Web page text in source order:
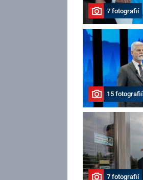
7 fotografií
15 fotografií
7 fotografií